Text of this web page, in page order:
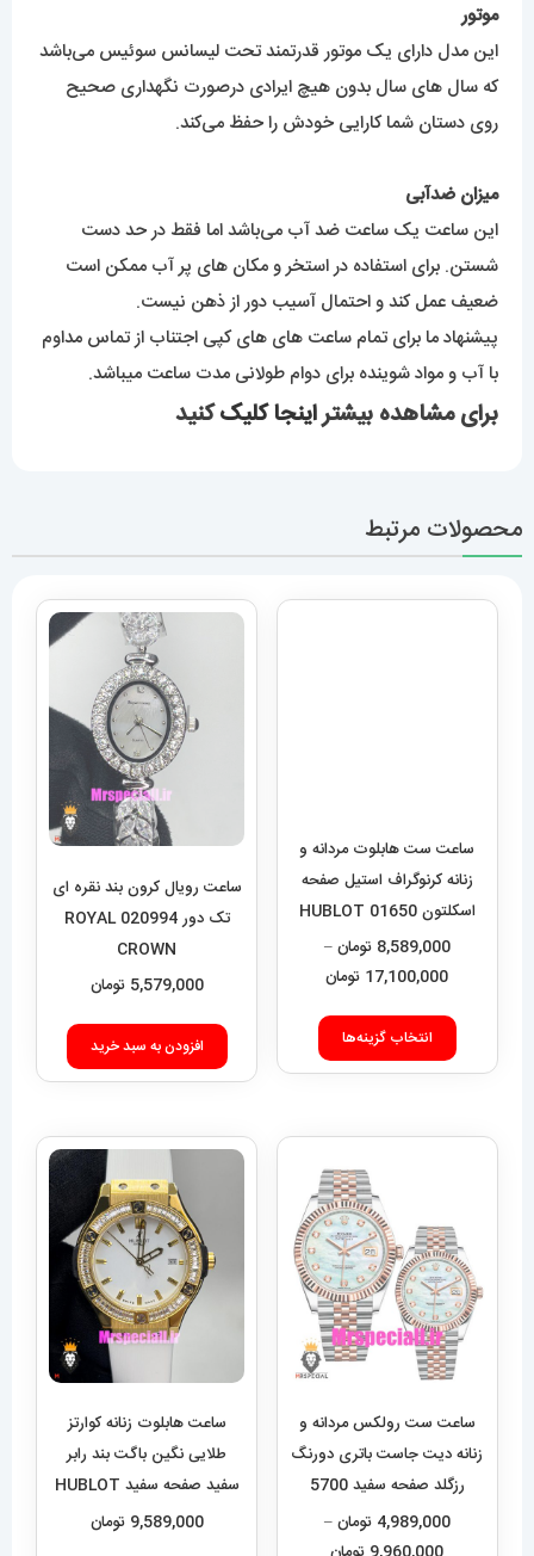
موتور
این مدل دارای یک موتور قدرتمند تحت لیسانس سوئیس می‌باشد
که سال های سال بدون هیچ ایرادی درصورت نگهداری صحیح
روی دستان شما کارایی خودش را حفظ می‌کند.
میزان ضدآبی
این ساعت یک ساعت ضد آب می‌باشد اما فقط در حد دست
شستن. برای استفاده در استخر و مکان های پر آب ممکن است
ضعیف عمل کند و احتمال آسیب دور از ذهن نیست.
پیشنهاد ما برای تمام ساعت های های کپی اجتناب از تماس مداوم
با آب و مواد شوینده برای دوام طولانی مدت ساعت میباشد.
برای مشاهده بیشتراینجا کلیککنید
محصولات مرتبط
ساعت ست هابلوت مردانه و
زنانه کرنوگراف استیل صفحه
اسکلتون 01650 HUBLOT
BIG BANG
8,589,000تومان–
17,100,000تومانمحدوده
قیمت:
8,589,000 تومان
17,100,000 تومان
انتخاب گزینه‌ها
این
مختلفی
می
باشد.
گزینه
ها
ممکن
است
در
صفحه
ساعت رویال کرون بند نقره ای
تک دور 020994 ROYAL
CROWN
5,579,000 تومان
افزودن به سبد خرید
ساعت ست رولکس مردانه و
زنانه دیت جاست باتری دورنگ
رزگلد صفحه سفید 5700
Rolex Date just
ساعت هابلوت زنانه کوارتز
طلایی نگین باگت بند رابر
سفید صفحه سفید HUBLOT